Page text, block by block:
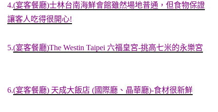
4.(宴客餐廳)士林台南海鮮會館雖然場地普通，但食物保證
讓客人吃得很開心!
5.(宴客餐廳)The Westin Taipei 六福皇宮-挑高七米的永樂宮
6.(宴客餐廳) 天成大飯店 (國際廳、晶華廳)-食材很新鮮